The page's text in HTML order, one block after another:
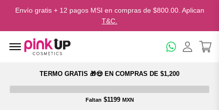
Envío gratis + 12 pagos MSI en compras de $800.00. Aplican
T&C.
Menu Open
TERMO GRATIS 🎁😍 EN COMPRAS DE $1,200
Faltan $1199 MXN